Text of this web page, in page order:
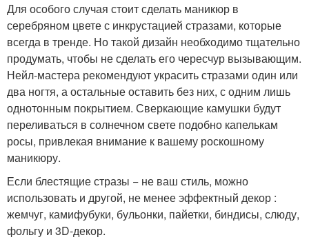
Для особого случая стоит сделать маникюр в
серебряном цвете с инкрустацией стразами, которые
всегда в тренде. Но такой дизайн необходимо тщательно
продумать, чтобы не сделать его чересчур вызывающим.
Нейл-мастера рекомендуют украсить стразами один или
два ногтя, а остальные оставить без них, с одним лишь
однотонным покрытием. Сверкающие камушки будут
переливаться в солнечном свете подобно капелькам
росы, привлекая внимание к вашему роскошному
маникюру.
Если блестящие стразы − не ваш стиль, можно
использовать и другой, не менее эффектный декор :
жемчуг, камифубуки, бульонки, пайетки, биндисы, слюду,
фольгу и 3D-декор.